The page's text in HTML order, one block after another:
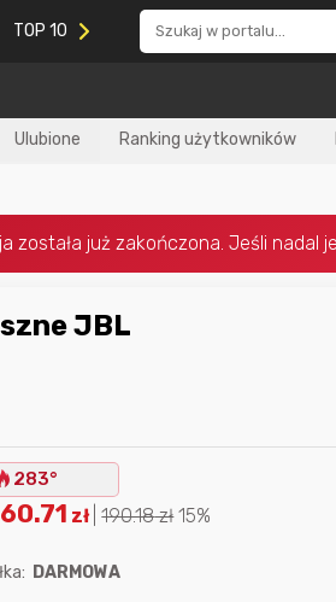
TOP 10
Ulubione Ranking użytkowników
283°
zł 190.18zł 15%
DARMOWA
Nagroda za